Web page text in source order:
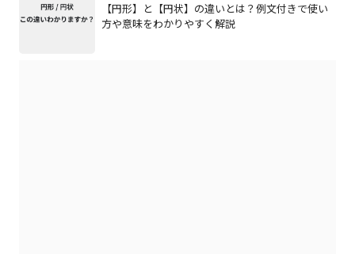
【円形】と【円状】の違いとは？例文付きで使い
方や意味をわかりやすく解説